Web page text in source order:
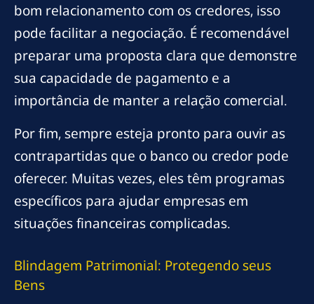
bom relacionamento com os credores, isso
pode facilitar a negociação. É recomendável
preparar uma proposta clara que demonstre
sua capacidade de pagamento e a
importância de manter a relação comercial.
Por fim, sempre esteja pronto para ouvir as
contrapartidas que o banco ou credor pode
oferecer. Muitas vezes, eles têm programas
específicos para ajudar empresas em
situações financeiras complicadas.
Blindagem Patrimonial: Protegendo seus
Bens